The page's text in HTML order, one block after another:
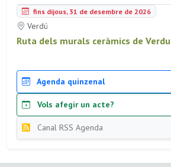
fins dijous, 31 de desembre de 2026
Verdú
Ruta dels murals ceràmics de Verdu
Agenda quinzenal
Vols afegir un acte?
Canal RSS Agenda